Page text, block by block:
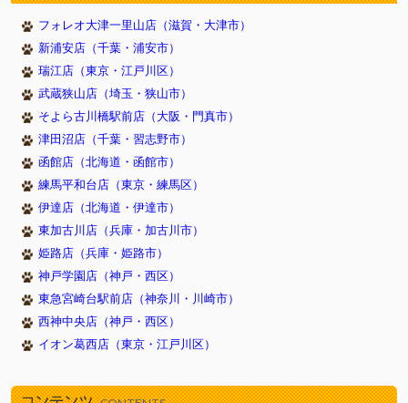
2017/10/3011/1『犬の日』記念フェア（新浦安店）
2017/09/24トリミングハロウィンキャンペーン（川西店）
2017/08/24１５周年祭×イオンビッグフライデー（新浦安店）
2017/05/18イオン新浦安店新装OPEN！（新浦安店）
2017/05/055月4日から7日まで子犬子猫のキャンペーンをしていま
2017/05/04 ＧＷフェア開催（新浦安店）
2017/04/13さくら祭（新浦安店）
2017/03/27スプリングフェア開催中(西神中央店)
2017/03/17☆新生活応援フェア 開催☆(戸塚店)
2017/03/17３連休限定フェア（新浦安）
2017/02/092/22猫の日記念フェア(新浦安）
2017/02/02春の無料健康診断(3/19) 豊明店
2016/12/31新春初売りフェア（新浦安店）
フォレオ大津一里山店（滋賀・大津市）
新浦安店（千葉・浦安市）
瑞江店（東京・江戸川区）
武蔵狭山店（埼玉・狭山市）
そよら古川橋駅前店（大阪・門真市）
津田沼店（千葉・習志野市）
函館店（北海道・函館市）
練馬平和台店（東京・練馬区）
伊達店（北海道・伊達市）
東加古川店（兵庫・加古川市）
姫路店（兵庫・姫路市）
神戸学園店（神戸・西区）
東急宮崎台駅前店（神奈川・川崎市）
西神中央店（神戸・西区）
イオン葛西店（東京・江戸川区）